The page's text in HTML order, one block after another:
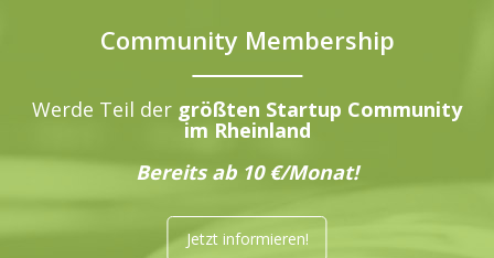
Community Membership
Werde Teil der größten Startup Community
im Rheinland
Bereits ab 10 €/Monat!
Jetzt informieren!